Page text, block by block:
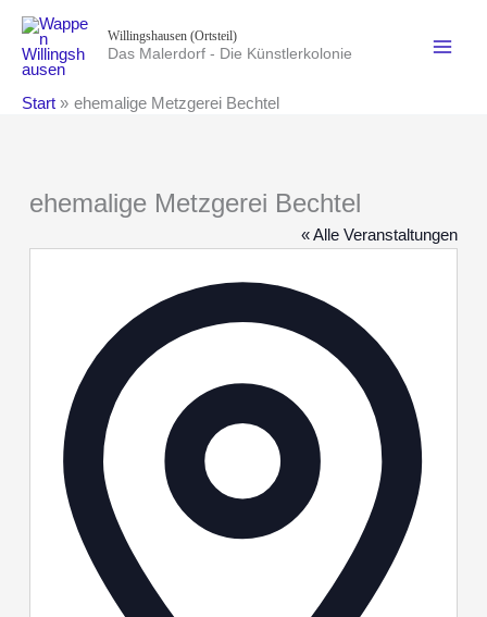
Inhalt
springen
Willingshausen (Ortsteil)
Das Malerdorf - Die Künstlerkolonie
Start ehemalige Metzgerei Bechtel
ehemalige Metzgerei Bechtel
« Alle Veranstaltungen